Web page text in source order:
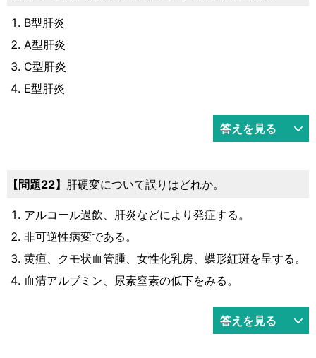
B型肝炎
A型肝炎
C型肝炎
E型肝炎
答えを見る
問題22 肝硬変について誤りはどれか。
アルコール過飲、肝炎などにより発症する。
非可逆性病変である。
黄疸、クモ状血管腫、女性化乳房、蝶形紅斑を呈する。
血清アルブミン、尿素窒素の低下をみる。
答えを見る